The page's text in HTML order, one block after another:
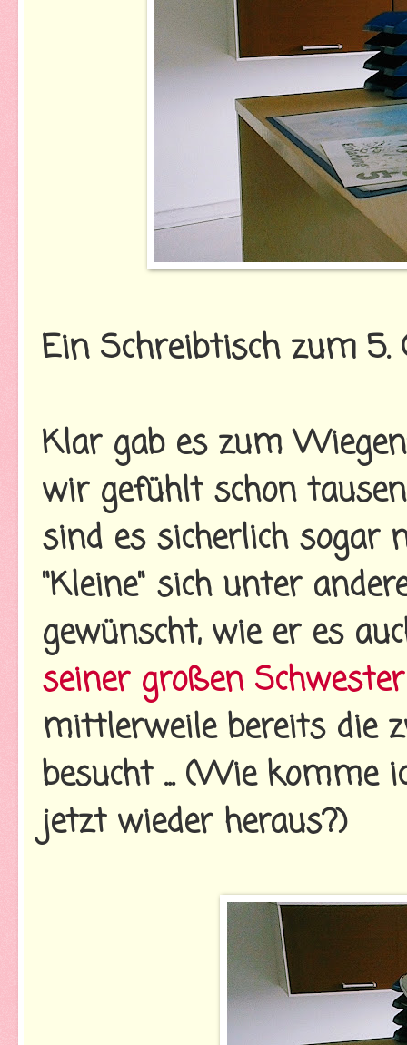
Ein Schreibtisch zum 5.
Klar gab es zum
wir gefühlt schon
sind es sicherlich sogar
"Kleine" sich unter
gewünscht, wie er es
seiner großen Schwester
mittlerweile bereits die
besucht ... (Wie komme
jetzt wieder heraus?)